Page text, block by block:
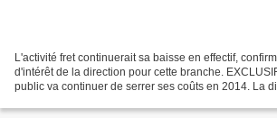
L'activité fret continuerait sa baisse en effectif,
d'intérêt de la direction pour cette branche.
public va continuer de serrer ses coûts en 2014. La